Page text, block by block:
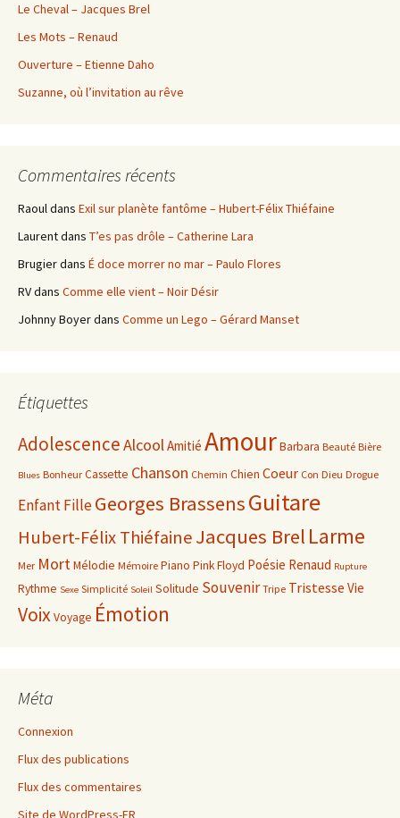
Le Cheval – Jacques Brel
Les Mots – Renaud
Ouverture – Etienne Daho
Suzanne, où l’invitation au rêve
Commentaires récents
Raouldans Exil sur planète fantôme – Hubert-Félix Thiéfaine
Laurentdans T’es pas drôle – Catherine Lara
Brugierdans É doce morrer no mar – Paulo Flores
RVdans Comme elle vient – Noir Désir
Johnny Boyerdans Comme un Lego – Gérard Manset
Étiquettes
AdolescenceAlcoolAmitié AmourBarbara Beauté Bière
Blues Bonheur Cassette Chanson Chemin Chien Coeur Con Dieu Drogue
EnfantFilleGeorges BrassensGuitare
Hubert-Félix ThiéfaineJacques Brel Larme
Mer MortMélodie Mémoire Piano Pink Floyd Poésie Renaud Rupture
Rythme Sexe Simplicité Soleil Solitude Souvenir Tripe Tristesse Vie
VoixVoyage Émotion
Méta
Connexion
Flux des publications
Flux des commentaires
Site de WordPress-FR